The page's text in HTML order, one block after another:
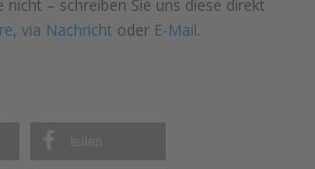
nicht – schreiben Sie uns diese direkt
, via Nachricht oder E-Mail.
teilen